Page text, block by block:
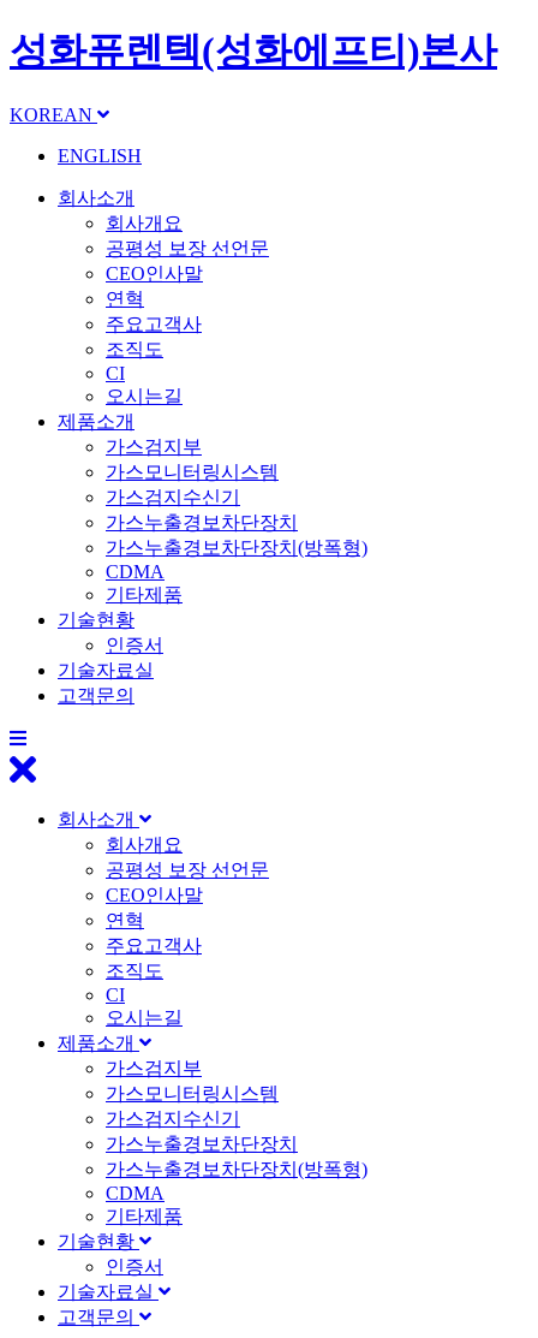
성화퓨렌텍(성화에프티)본사
KOREAN
ENGLISH
회사소개
회사개요
공평성 보장 선언문
CEO인사말
연혁
주요고객사
조직도
CI
오시는길
제품소개
가스검지부
가스모니터링시스템
가스검지수신기
가스누출경보차단장치
가스누출경보차단장치(방폭형)
CDMA
기타제품
기술현황
인증서
기술자료실
고객문의
회사소개
회사개요
공평성 보장 선언문
CEO인사말
연혁
주요고객사
조직도
CI
오시는길
제품소개
가스검지부
가스모니터링시스템
가스검지수신기
가스누출경보차단장치
가스누출경보차단장치(방폭형)
CDMA
기타제품
기술현황
인증서
기술자료실
고객문의